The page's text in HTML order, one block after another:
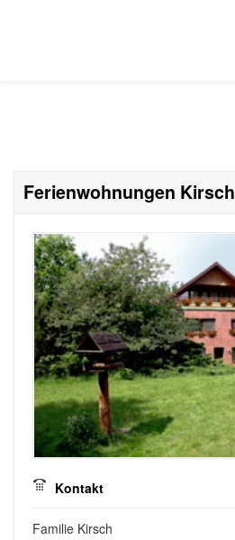
Ferienwohnungen Kirsch
Kontakt
Familie Kirsch